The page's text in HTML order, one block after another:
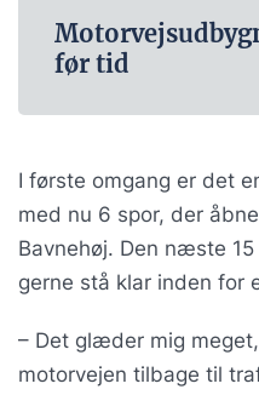
før tid
I første omgang er det
med nu 6 spor, der
Bavnehøj. Den næste
gerne stå klar inden for
– Det glæder mig
motorvejen tilbage til